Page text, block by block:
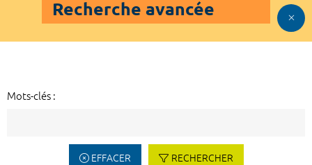
Recherche avancée
Mots-clés :
EFFACER RECHERCHER